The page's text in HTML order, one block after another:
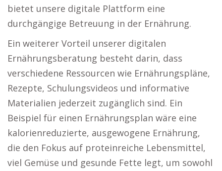
bietet unsere digitale Plattform eine
durchgängige Betreuung in der Ernährung.
Ein weiterer Vorteil unserer digitalen
Ernährungsberatung besteht darin, dass
verschiedene Ressourcen wie Ernährungspläne,
Rezepte, Schulungsvideos und informative
Materialien jederzeit zugänglich sind. Ein
Beispiel für einen Ernährungsplan wäre eine
kalorienreduzierte, ausgewogene Ernährung,
die den Fokus auf proteinreiche Lebensmittel,
viel Gemüse und gesunde Fette legt, um sowohl